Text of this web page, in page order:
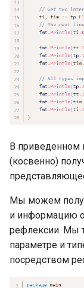
выражениях
Объявление
вызовы
Выход (или
вызова
Встроенные
Пакеты и
Подробнее о
Папка пакета,
пакета и
пакета
Функция init
В приведенном
(косвенно)
Мы можем
и информацию
рефлексии. Мы
параметре и
посредством